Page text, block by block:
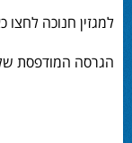
למגזין חנוכה לחצו
הגרסה המודפסת של רוה''ש 2017